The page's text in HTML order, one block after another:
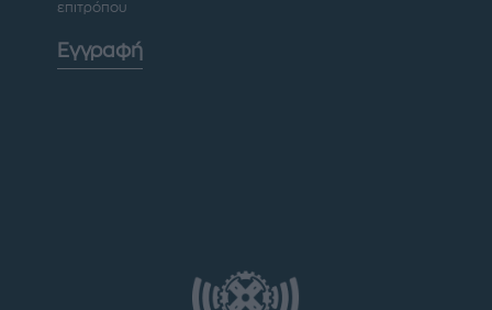
επιτρόπου
Εγγραφή